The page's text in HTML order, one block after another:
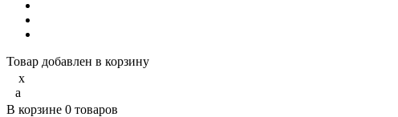
Товар добавлен в корзину
x
a
В корзине 0 товаров